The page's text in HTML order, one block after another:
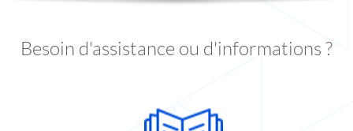
Besoin d'assistance ou d'informations ?